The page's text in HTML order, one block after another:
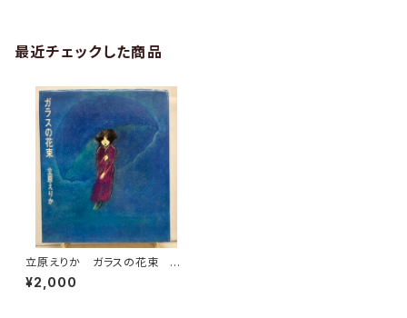
最近チェックした商品
立原えりか ガラスの花束 渡
辺藤一 1971年 初版 サン
リオ
¥2,000